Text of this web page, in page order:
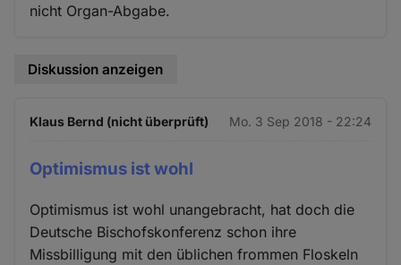
nicht Organ-Abgabe.
Diskussion anzeigen
Klaus Bernd (nicht überprüft) Mo. 3 Sep 2018 - 22:24
Optimismus ist wohl
Optimismus ist wohl unangebracht, hat doch die
Deutsche Bischofskonferenz schon ihre
Missbilligung mit den üblichen frommen Floskeln